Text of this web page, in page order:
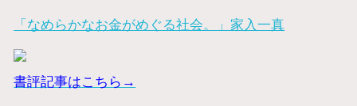
「なめらかなお金がめぐる社会。」家入一真
書評記事はこちら→